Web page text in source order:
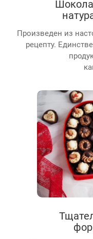
Произведен из
рецепту.